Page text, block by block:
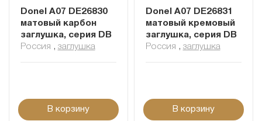
Donel A07 DE26830
матовый карбон
заглушка, серия DB
Россия , заглушка
В корзину
Donel A07 DE26831
матовый кремовый
заглушка, серия DB
Россия , заглушка
В корзину